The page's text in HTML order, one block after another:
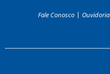
Fale Conosco Ouvidoria